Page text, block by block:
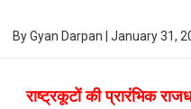
ByGyan Darpan January 31,
राष्ट्रकूटों की प्रारंभिक